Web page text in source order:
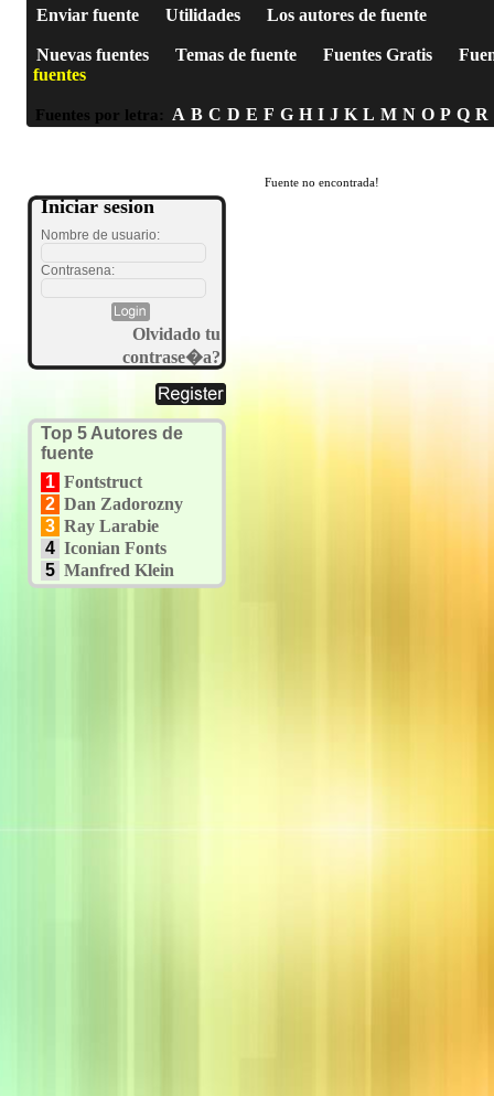
Enviar fuente Utilidades Los autores de fuente
Nuevas fuentes Temas de fuente Fuentes Gratis
fuentes
Fuentes por letra: A B C D E F G H I J K L M N O P Q R
Iniciar sesion
Nombre de usuario:
Contrasena:
Olvidado tu
contrase�a?
Top 5 Autores de
fuente
1 Fontstruct
2 Dan Zadorozny
3 Ray Larabie
4 Iconian Fonts
5 Manfred Klein
Fuente no encontrada!